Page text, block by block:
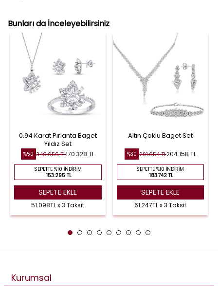
Bunları da İnceleyebilirsiniz
0.94 Karat Pırlanta Baget
Yıldız Set
%50 340.656 TL170.328 TL
SEPETTE %10 İNDIRIM
153.295 TL
SEPETE EKLE
51.098TL x 3 Taksit
Altın Çoklu Baget Set
%30 291.654 TL204.158 TL
SEPETTE %10 İNDIRIM
183.742 TL
SEPETE EKLE
61.247TL x 3 Taksit
Kurumsal